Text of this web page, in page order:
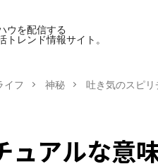
ウを配信する
トレンド情報サイト。
イフ 神秘 吐き気のスピ
ュアルな意